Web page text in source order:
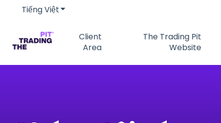
Tiếng ViệtHiển thị menu phụ cho bản dịch
Client
Area
The Trading Pit
Website